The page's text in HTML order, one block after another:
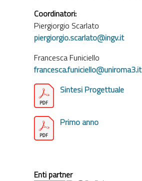
Coordinatori:
Piergiorgio Scarlato
piergiorgio.scarlato@ingv.it
Francesca Funiciello
francesca.funiciello@uniroma3.it
Sintesi Progettuale
Primo anno
Enti partner